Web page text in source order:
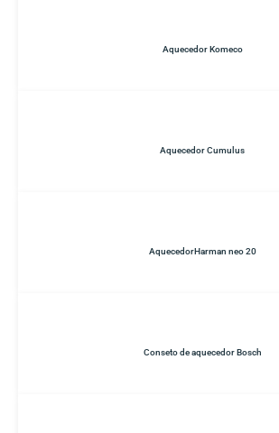
Aquecedor Komeco
Aquecedor Cumulus
AquecedorHarman neo 20
Conseto de aquecedor Bosch